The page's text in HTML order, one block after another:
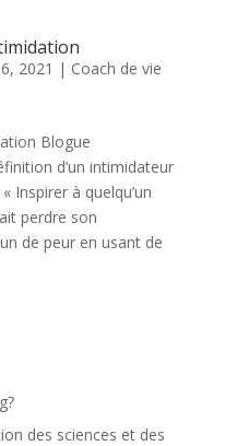
2021 | Coach de vie
Blogue
d’un intimidateur
Inspirer à quelqu’un
perdre son
de peur en usant de
des sciences et des